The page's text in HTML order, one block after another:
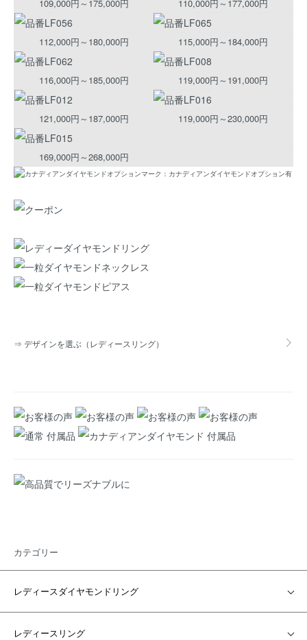
109,000円～175,000円 110,000円～177,000円
112,000円～180,000円 115,000円～184,000円
116,000円～185,000円 119,000円～191,000円
121,000円～187,000円 119,000円～230,000円
169,000円～268,000円
マーク：カナディアンダイヤモンドオプション有
カテゴリー一覧
⇒ デザインを選ぶ（レディースリング）
カテゴリー
レディースダイヤモンドリング
レディースリング